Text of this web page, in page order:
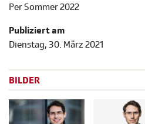
Per Sommer 2022
Publiziert am
Dienstag, 30. März 2021
BILDER